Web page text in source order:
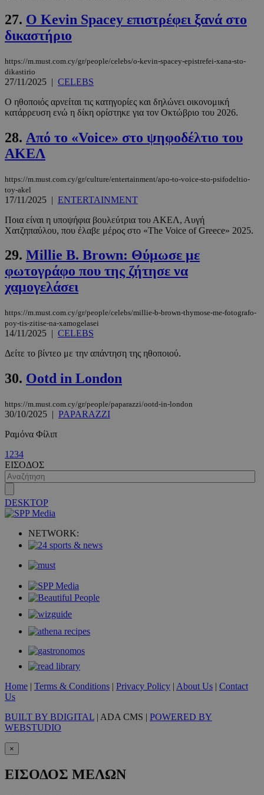
27. O Kevin Spacey επιστρέφει ξανά στο
δικαστήριο
https://m.must.com.cy/gr/people/celebs/o-kevin-spacey-epistrefei-xana-sto-
dikastirio
27/11/2025 | CELEBS
Ο ηθοποιός αρνείται τις κατηγορίες και δηλώνει οικονομική
κατάρρευση ενώ η δίκη ορίστηκε για τον Οκτώβριο του 2026.
28. Από το «Voice» στο ψηφοδέλτιο του
ΑΚΕΛ
https://m.must.com.cy/gr/culture/entertainment/apo-to-voice-sto-psifodeltio-
toy-akel
17/11/2025 | ENTERTAINMENT
Ποια είναι η υποψήφια βουλεύτρια του ΑΚΕΛ, Αυγή
Χατζηπαύλου, που έλαβε μέρος στο «The Voice of Greece» 2025.
29. Millie B. Brown: Θύμωσε με
φωτογράφο που της ζήτησε να
χαμογελάσει
https://m.must.com.cy/gr/people/celebs/millie-b-brown-thymose-me-fotografo-
poy-tis-zitise-na-xamogelasei
14/11/2025 | CELEBS
Δείτε το βίντεο με την απάντηση της ηθοποιού.
30. Ootd in London
https://m.must.com.cy/gr/people/paparazzi/ootd-in-london
30/10/2025 | PAPARAZZI
Ραμόνα Φίλιπ
1 234
ΕΙΣΟΔΟΣ
DESKTOP
NETWORK:
Home | Terms & Conditions | Privacy Policy | About Us | Contact
Us
BUILT BY BDIGITAL | ADA CMS | POWERED BY
WEBSTUDIO
×
ΕΙΣΟΔΟΣ ΜΕΛΩΝ
PHPSESSID
PHP.net
συνεδρία
VISITOR_PRIVACY_METADATA
takeOverCookie